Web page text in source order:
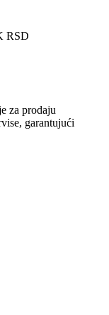
RSD
za prodaju
garantujući